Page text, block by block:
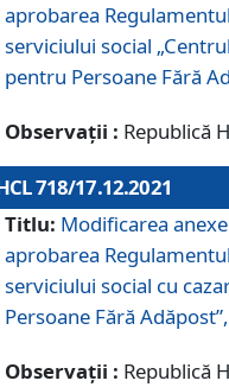
aprobarea
serviciului social
pentru Persoane Fără
Observații : Republică
718/17.12.2021
Titlu: Modificarea
aprobarea
serviciului social cu
Persoane Fără
Observații : Republică